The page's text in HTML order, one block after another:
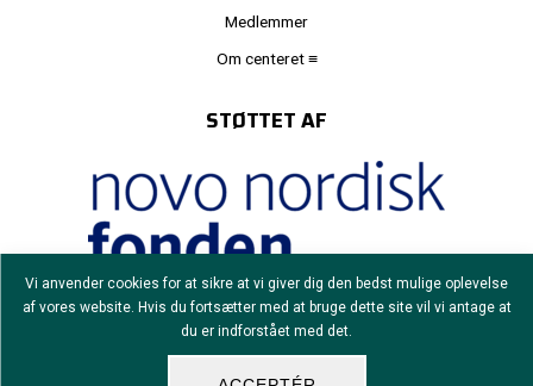
Medlemmer
Om centeret ≡
STØTTET AF
Grant number: NNF24SA0091127
Vi anvender cookies for at sikre at vi giver dig den bedst mulige oplevelse
af vores website. Hvis du fortsætter med at bruge dette site vil vi antage at
du er indforstået med det.